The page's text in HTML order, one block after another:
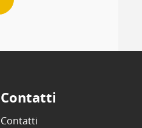
Contatti
Contatti